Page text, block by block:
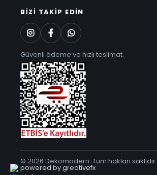
BIZI TAKIP EDIN
Güvenli ödeme ve hızlı teslimat.
© 2026 Dekomodern. Tüm hakları saklıdır.
powered by greativefx